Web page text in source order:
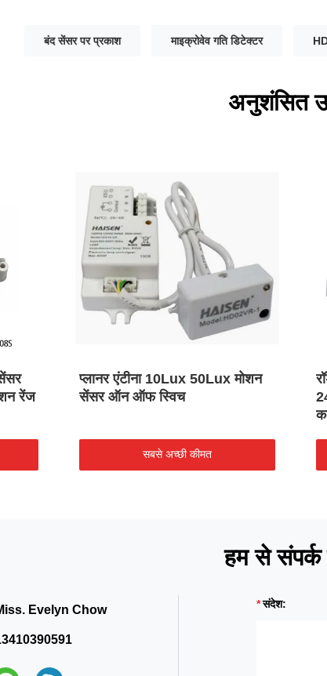
बंद सेंसर पर प्रकाश माइक्रोवेव गति डिटेक्टर
अनुशंसित
रेंज
प्लानर एंटीना 10Lux 50Lux मोशन
सेंसर ऑन ऑफ स्विच
सबसे अच्छी कीमत
हम से संपर्क
Evelyn Chow संदेश: